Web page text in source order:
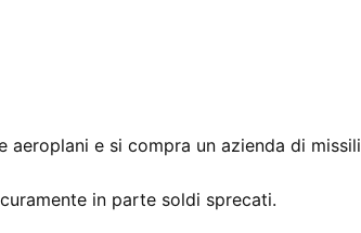
aeroplani e si compra un azienda di missili
in parte soldi sprecati.